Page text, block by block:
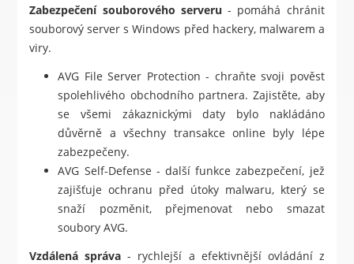
Zabezpečení souborového serveru - pomáhá chránit
souborový server s Windows před hackery, malwarem a
viry.
AVG File Server Protection - chraňte svoji pověst
spolehlivého obchodního partnera. Zajistěte, aby
se všemi zákaznickými daty bylo nakládáno
důvěrně a všechny transakce online byly lépe
zabezpečeny.
AVG Self-Defense - další funkce zabezpečení, jež
zajišťuje ochranu před útoky malwaru, který se
snaží pozměnit, přejmenovat nebo smazat
soubory AVG.
Vzdálená správa - rychlejší a efektivnější ovládání z